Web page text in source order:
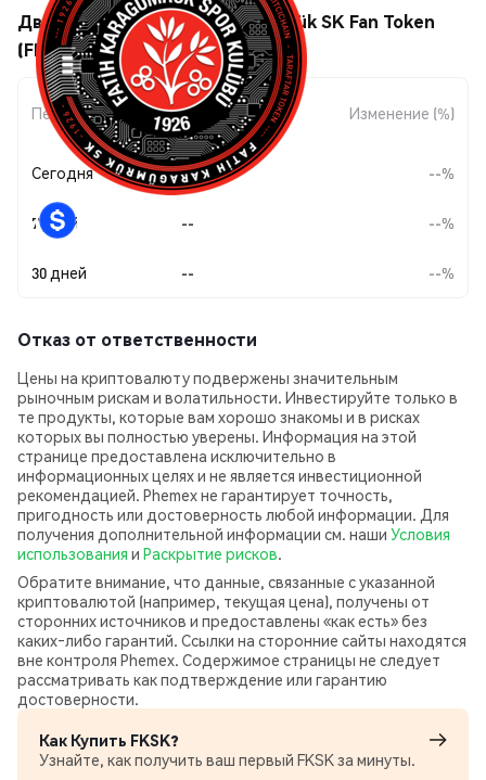
Движения цены Fatih Karagümrük SK Fan Token
(FKSK)
Период
Изменение
суммы
Изменение (%)
Сегодня -- --%
7 дней -- --%
30 дней -- --%
Отказ от ответственности
Цены на криптовалюту подвержены значительным
рыночным рискам и волатильности. Инвестируйте только в
те продукты, которые вам хорошо знакомы и в рисках
которых вы полностью уверены. Информация на этой
странице предоставлена исключительно в
информационных целях и не является инвестиционной
рекомендацией. Phemex не гарантирует точность,
пригодность или достоверность любой информации. Для
получения дополнительной информации см. наши Условия
использования и Раскрытие рисков.
Обратите внимание, что данные, связанные с указанной
криптовалютой (например, текущая цена), получены от
сторонних источников и предоставлены «как есть» без
каких‑либо гарантий. Ссылки на сторонние сайты находятся
вне контроля Phemex. Содержимое страницы не следует
рассматривать как подтверждение или гарантию
достоверности.
Как Купить FKSK?
Узнайте, как получить ваш первый FKSK за минуты.